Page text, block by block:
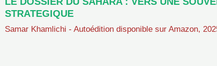
STRATEGIQUE
Samar Khamlichi - Autoédition disponible sur Amazon,